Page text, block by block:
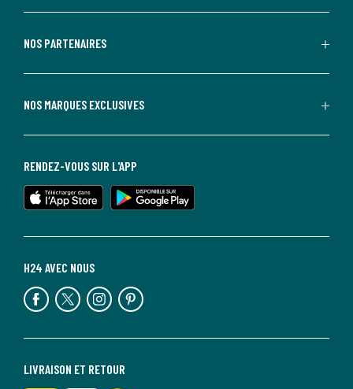
NOS PARTENAIRES
NOS MARQUES EXCLUSIVES
LIVRAISON ET RETOUR
H24 AVEC NOUS
RENDEZ-VOUS SUR L'APP